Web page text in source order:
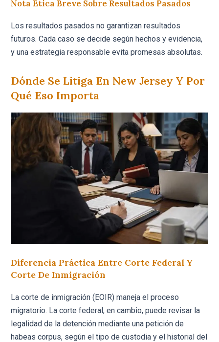
Nota Ética Breve Sobre Resultados Pasados
Los resultados pasados no garantizan resultados
futuros. Cada caso se decide según hechos y evidencia,
y una estrategia responsable evita promesas absolutas.
Dónde Se Litiga En New Jersey Y Por
Qué Eso Importa
Diferencia Práctica Entre Corte Federal Y
Corte De Inmigración
La corte de inmigración (EOIR) maneja el proceso
migratorio. La corte federal, en cambio, puede revisar la
legalidad de la detención mediante una petición de
habeas corpus, según el tipo de custodia y el historial del